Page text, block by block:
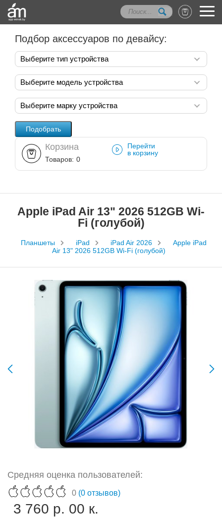
Подбор аксессуаров по девайсу:
Выберите тип устройства
Выберите модель устройства
Выберите марку устройства
Корзина
Товаров: 0
Перейти
в корзину
Apple iPad Air 13" 2026 512GB Wi-
Fi (голубой)
Планшеты iPad iPad Air 2026
Apple iPad
Air 13" 2026 512GB Wi-Fi (голубой)
Средняя оценка пользователей:
0 (0 отзывов)
3 760 р. 00 к.